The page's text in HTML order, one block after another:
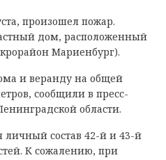
произошел пожар.
дом, расположенный
Мариенбург).
и веранду на общей
сообщили в пресс-
области.
состав 42-й и 43-й
К сожалению, при